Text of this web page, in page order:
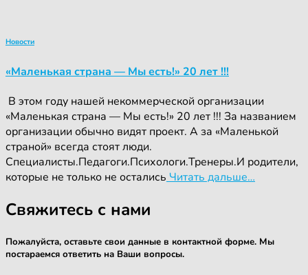
Новости
«Маленькая страна — Мы есть!» 20 лет !!!
‍ ‍В этом году нашей некоммерческой организации
«Маленькая страна — Мы есть!» 20 лет !!! За названием
организации обычно видят проект. А за «Маленькой
страной» всегда стоят люди.
Специалисты.Педагоги.Психологи.Тренеры.И родители,
которые не только не остались Читать дальше…
Свяжитесь с нами
Пожалуйста, оставьте свои данные в контактной форме. Мы
постараемся ответить на Ваши вопросы.